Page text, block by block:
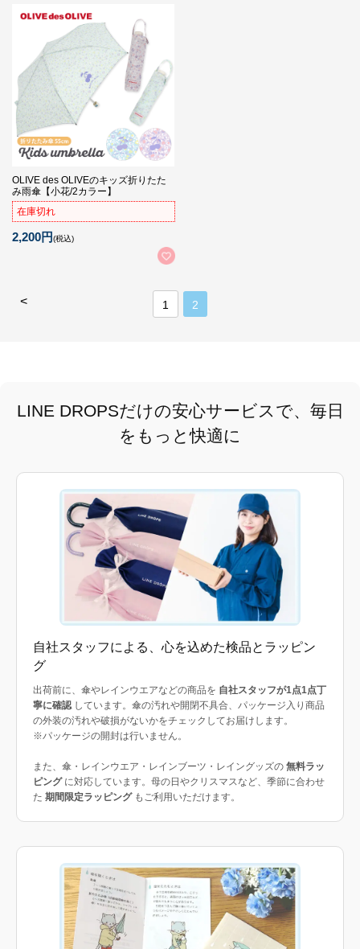
OLIVE des OLIVEのキッズ折りたた
み雨傘【小花/2カラー】
在庫切れ
2,200円(税込)
< 1 2
LINE DROPSだけの安心サービスで、毎日
をもっと快適に
自社スタッフによる、心を込めた検品とラッピン
グ
出荷前に、傘やレインウエアなどの商品を 自社スタッフが1点1点丁
寧に確認 しています。傘の汚れや開閉不具合、パッケージ入り商品
の外装の汚れや破損がないかをチェックしてお届けします。
※パッケージの開封は行いません。
また、傘・レインウエア・レインブーツ・レイングッズの 無料ラッ
ピングに対応しています。母の日やクリスマスなど、季節に合わせ
た 期間限定ラッピングもご利用いただけます。